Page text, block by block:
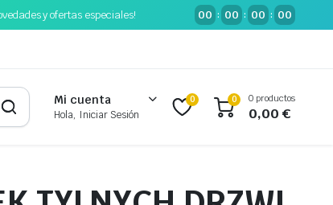
y ofertas especiales! 00 : 00 : 00 : 00
Mi cuenta
Hola, Iniciar Sesión
0 0 0 productos
0,00€